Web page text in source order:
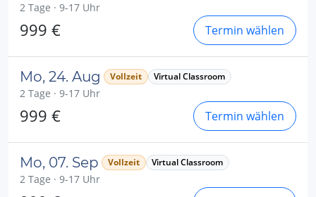
2 Tage · 9-17 Uhr
999 € Termin wählen
Mo, 24. Aug Vollzeit Virtual Classroom
2 Tage · 9-17 Uhr
999 € Termin wählen
Mo, 07. Sep Vollzeit Virtual Classroom
2 Tage · 9-17 Uhr